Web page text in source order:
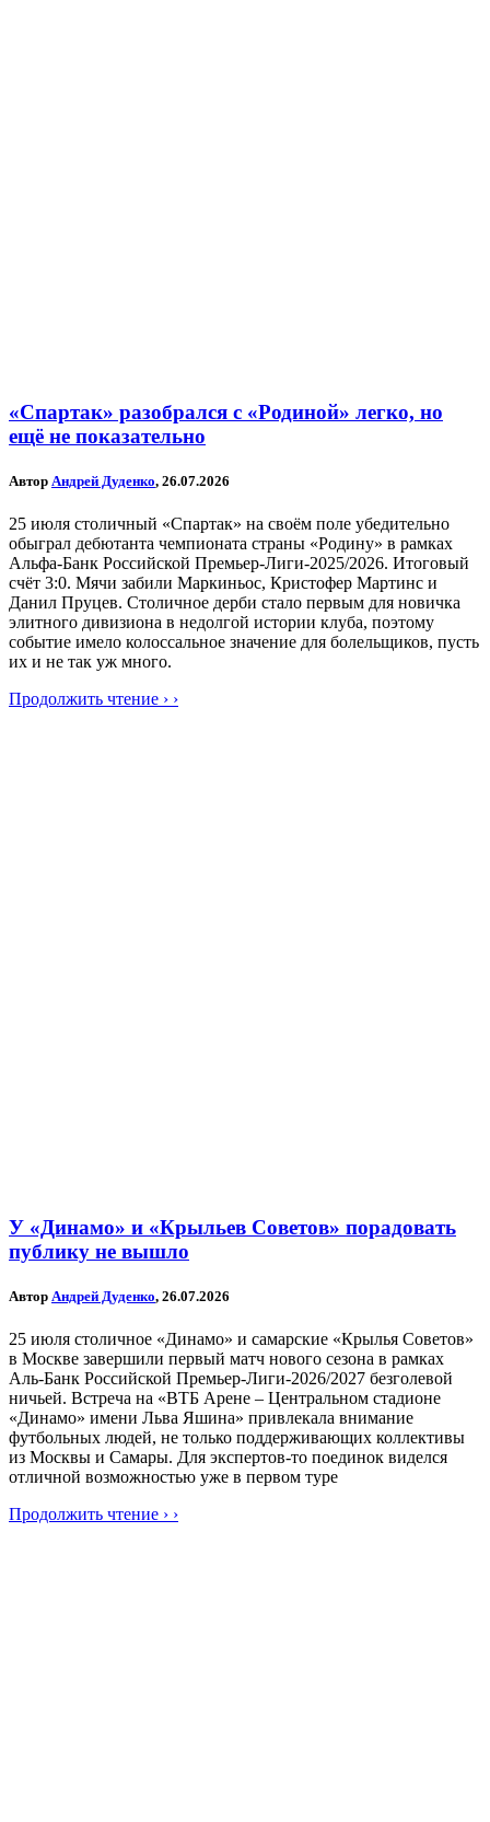
«Спартак» разобрался с «Родиной» легко, но
ещё не показательно
Автор Андрей Дуденко, 26.07.2026
25 июля столичный «Спартак» на своём поле убедительно
обыграл дебютанта чемпионата страны «Родину» в рамках
Альфа-Банк Российской Премьер-Лиги-2025/2026. Итоговый
счёт 3:0. Мячи забили Маркиньос, Кристофер Мартинс и
Данил Пруцев. Столичное дерби стало первым для новичка
элитного дивизиона в недолгой истории клуба, поэтому
событие имело колоссальное значение для болельщиков, пусть
их и не так уж много.
Продолжить чтение › ›
У «Динамо» и «Крыльев Советов» порадовать
публику не вышло
Автор Андрей Дуденко, 26.07.2026
25 июля столичное «Динамо» и самарские «Крылья Советов»
в Москве завершили первый матч нового сезона в рамках
Аль-Банк Российской Премьер-Лиги-2026/2027 безголевой
ничьей. Встреча на «ВТБ Арене – Центральном стадионе
«Динамо» имени Льва Яшина» привлекала внимание
футбольных людей, не только поддерживающих коллективы
из Москвы и Самары. Для экспертов-то поединок виделся
отличной возможностью уже в первом туре
Продолжить чтение › ›